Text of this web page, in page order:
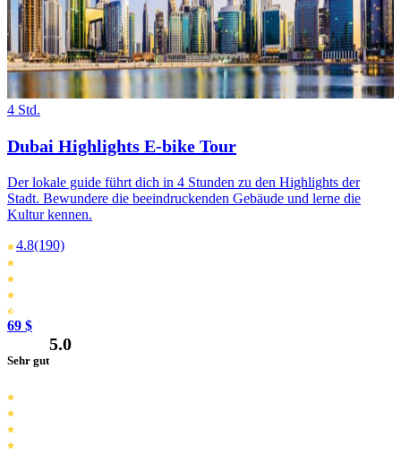
4 Std.
Dubai Highlights E-bike Tour
Der lokale guide führt dich in 4 Stunden zu den Highlights der
Stadt. Bewundere die beeindruckenden Gebäude und lerne die
Kultur kennen.
4.8(190)
69 $
Sehr gut
5.0